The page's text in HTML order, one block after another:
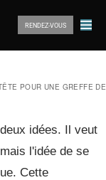
RENDEZ-VOUS
POUR UNE GREFFE
idées. Il veut
l'idée de se
Cette